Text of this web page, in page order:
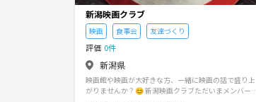
新潟映画クラブ
映画 食事会 友達づくり
評価 0件
新潟県
映画館や映画が大好きな方、一緒に映画の話で盛り上
がりませんか？😊 新潟映画クラブただいまメンバー絶